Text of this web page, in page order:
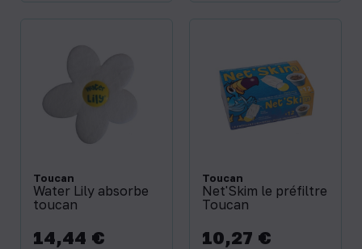
Toucan
Water Lily absorbe
toucan
Prix
14,44 €
Toucan
Net'Skim le préfiltre
Toucan
Prix
10,27 €